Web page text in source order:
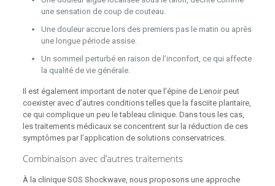
une sensation de coup de couteau.
Une douleur accrue lors des premiers pas le matin ou après
une longue période assise.
Un sommeil perturbé en raison de l’inconfort, ce qui affecte
la qualité de vie générale.
Il est également important de noter que l’épine de Lenoir peut
coexister avec d’autres conditions telles que la fasciite plantaire,
ce qui complique un peu le tableau clinique. Dans tous les cas,
les traitements médicaux se concentrent sur la réduction de ces
symptômes par l’application de solutions conservatrices.
Combinaison avec d’autres traitements
À la clinique SOS Shockwave, nous proposons une approche